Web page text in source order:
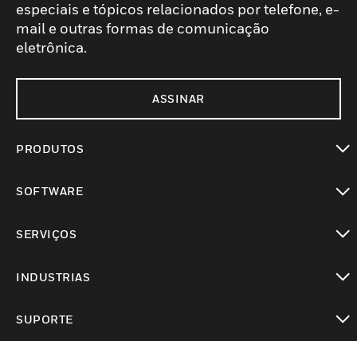
especiais e tópicos relacionados por telefone, e-
mail e outras formas de comunicação
eletrônica.
ASSINAR
PRODUTOS
SOFTWARE
SERVIÇOS
INDUSTRIAS
SUPORTE